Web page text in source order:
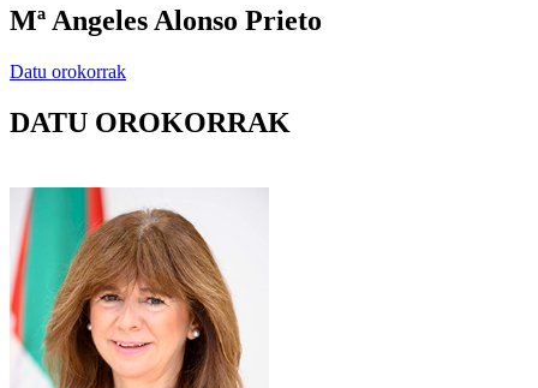
Mª Angeles Alonso Prieto
Datu orokorrak
DATU OROKORRAK